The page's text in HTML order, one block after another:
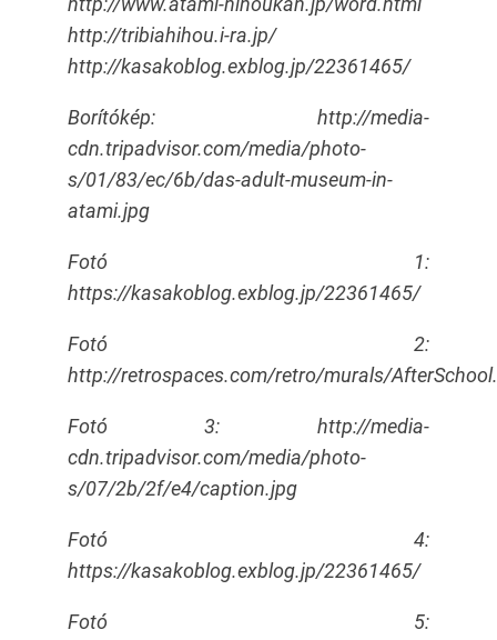
http://tribiahihou.i-ra.jp/
http://kasakoblog.exblog.jp/22361465/
Borítókép: http://media-
cdn.tripadvisor.com/media/photo-
s/01/83/ec/6b/das-adult-museum-in-
atami.jpg
Fotó 1:
https://kasakoblog.exblog.jp/22361465/
Fotó 2:
http://retrospaces.com/retro/murals/
Fotó 3: http://media-
cdn.tripadvisor.com/media/photo-
s/07/2b/2f/e4/caption.jpg
Fotó 4:
https://kasakoblog.exblog.jp/22361465/
Fotó 5: